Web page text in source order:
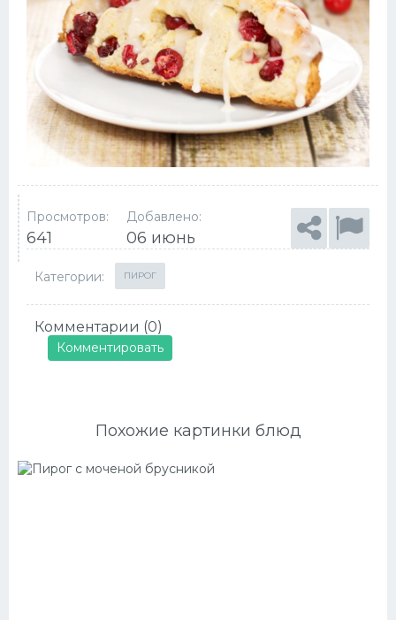
Просмотров:
641
Добавлено:
06 июнь
Категории: ПИРОГ
Комментарии (0)
Комментировать
Похожие картинки блюд